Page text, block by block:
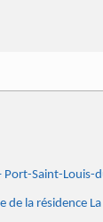
Port-Saint-Louis-
de la résidence